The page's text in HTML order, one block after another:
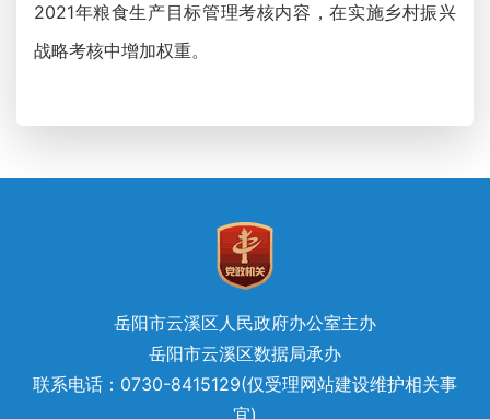
2021年粮食生产目标管理考核内容，在实施乡村振兴
战略考核中增加权重。
岳阳市云溪区人民政府办公室主办
岳阳市云溪区数据局承办
联系电话：0730-8415129(仅受理网站建设维护相关事